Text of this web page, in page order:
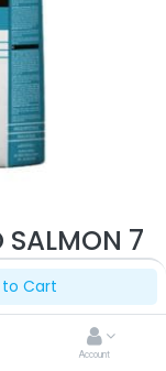
Cart
Account
SALMON 7